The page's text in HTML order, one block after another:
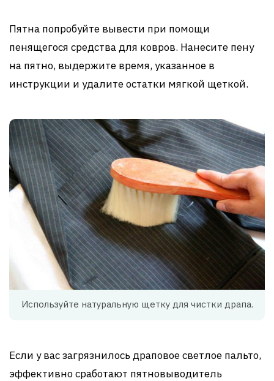
Пятна попробуйте вывести при помощи
пенящегося средства для ковров. Нанесите пену
на пятно, выдержите время, указанное в
инструкции и удалите остатки мягкой щеткой.
Используйте натуральную щетку для чистки драпа.
Если у вас загрязнилось драповое светлое пальто,
эффективно сработают пятновыводитель